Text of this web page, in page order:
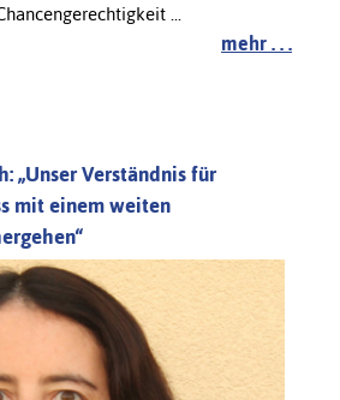
...
mehr . . .
„Unser Verständnis für
mit einem weiten